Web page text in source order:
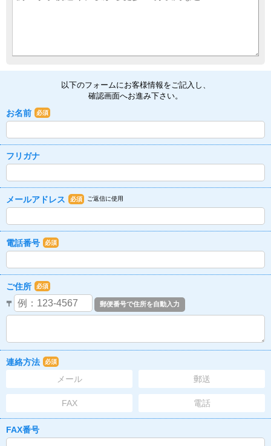
以下のフォームにお客様情報をご記入し、
確認画面へお進み下さい。
お名前 必須
フリガナ
メールアドレス 必須 ご返信に使用
電話番号 必須
ご住所 必須
〒
連絡方法 必須
メール 郵送
FAX 電話
FAX番号